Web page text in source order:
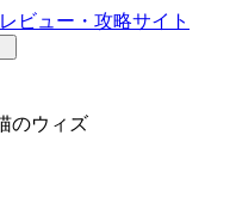
のウィズ